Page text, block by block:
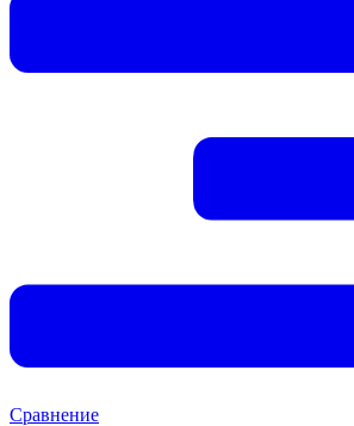
Сравнение